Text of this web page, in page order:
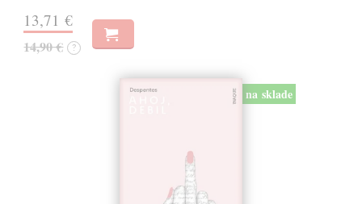
13,71 €
14,90 € ?
na sklade